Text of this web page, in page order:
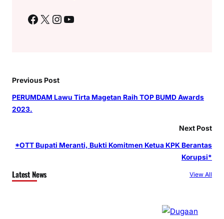
Facebook X Instagram YouTube
Previous Post
PERUMDAM Lawu Tirta Magetan Raih TOP BUMD Awards
2023.
Next Post
*OTT Bupati Meranti, Bukti Komitmen Ketua KPK Berantas
Korupsi*
Latest News View All